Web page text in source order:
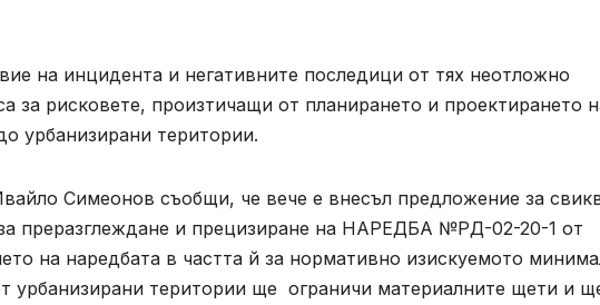
на инцидента и негативните последици от тях неотложно
за рисковете, произтичащи от планирането и проектирането
урбанизирани територии.
Симеонов съобщи, че вече е внесъл предложение за
преразглеждане и прецизиране на НАРЕДБА №РД-02-20-1 от
на наредбата в частта й за нормативно изискуемото
урбанизирани територии ще ограничи материалните щети и